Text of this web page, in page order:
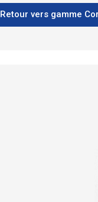
Retour vers gamme